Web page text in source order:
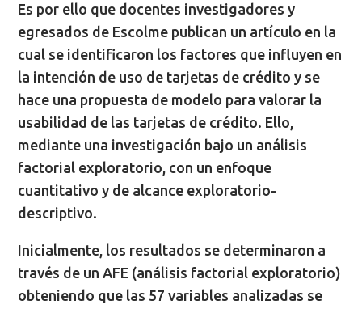
Es por ello que docentes investigadores y
egresados de Escolme publican un artículo en la
cual se identificaron los factores que influyen en
la intención de uso de tarjetas de crédito y se
hace una propuesta de modelo para valorar la
usabilidad de las tarjetas de crédito. Ello,
mediante una investigación bajo un análisis
factorial exploratorio, con un enfoque
cuantitativo y de alcance exploratorio-
descriptivo.
Inicialmente, los resultados se determinaron a
través de un AFE (análisis factorial exploratorio)
obteniendo que las 57 variables analizadas se